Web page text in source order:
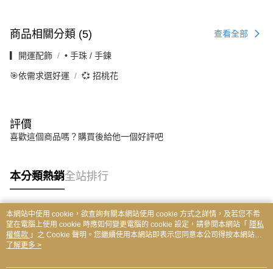
商品相關分類 (5) 查看全部
▎開運配飾 • 手珠 / 手鍊
🎯依需求選好運 💞 招桃花
評價
喜歡這個商品嗎？購買後給他一個好評吧
本分類熱銷全站排行
熱門標籤
本網站中使用 cookie，欲查詢有關本網站使用 cookie 方式之詳情，及若您不希
望在電腦上使用 cookie 時應如何變更電腦的 cookie 設定，請參閱本網站「 隱私
權條款 」之 Cookie 聲明。您繼續使用本網站即表示您同意本公司得按本網站使
用條款之 Cookie 聲明使用 cookie。
了解更多 >